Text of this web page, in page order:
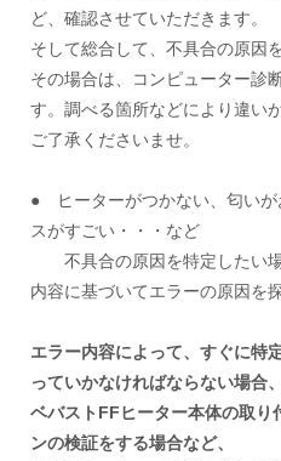
ど、確認させていただきます。
そして総合して、不具合の原因
その場合は、コンピューター診
す。調べる箇所などにより違い
ご了承くださいませ。
● ヒーターがつかない、匂いが
スがすごい・・・など
不具合の原因を特定したい
内容に基づいてエラーの原因を
エラー内容によって、すぐに特
っていかなければならない場合、
ベバストFFヒーター本体の取り
ンの検証をする場合など、